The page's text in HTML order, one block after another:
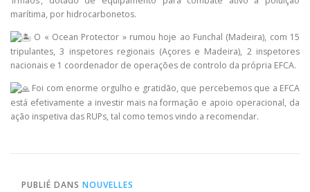
marítima, por hidrocarbonetos.
O « Ocean Protector » rumou hoje ao Funchal (Madeira), com 15
tripulantes, 3 inspetores regionais (Açores e Madeira), 2 inspetores
nacionais e 1 coordenador de operações de controlo da própria EFCA.
Foi com enorme orgulho e gratidão, que percebemos que a EFCA
está efetivamente a investir mais na formação e apoio operacional, da
ação inspetiva das RUPs, tal como temos vindo a recomendar.
PUBLIÉ DANS NOUVELLES